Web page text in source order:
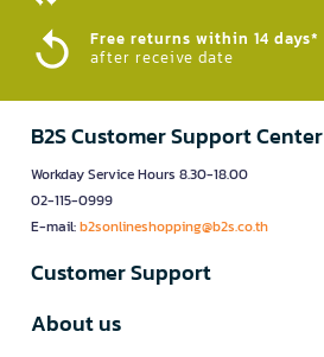
Free returns within 14 days*
after receive date
B2S Customer Support Center
Workday Service Hours 8.30-18.00
02-115-0999
E-mail:b2sonlineshopping@b2s.co.th
Customer Support
About us